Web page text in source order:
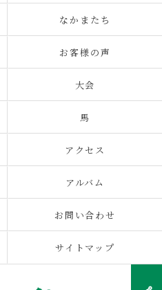
なかまたち
お客様の声
大会
馬
アクセス
アルバム
お問い合わせ
サイトマップ